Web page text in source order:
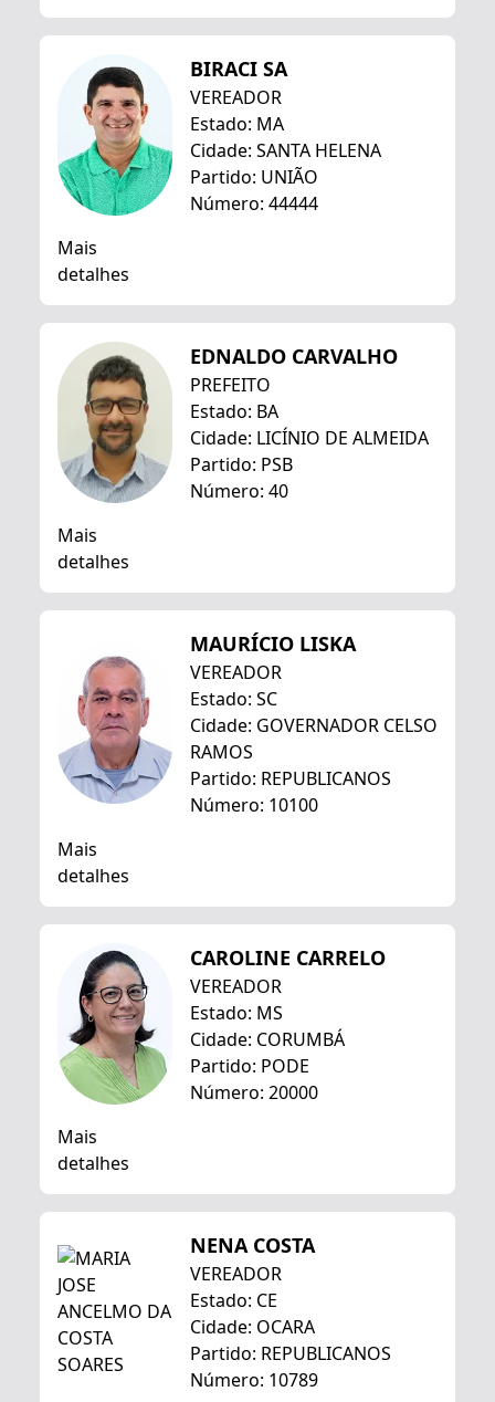
BIRACI SA
VEREADOR
Estado: MA
Cidade: SANTA HELENA
Partido: UNIÃO
Número: 44444
Mais
detalhes
EDNALDO CARVALHO
PREFEITO
Estado: BA
Cidade: LICÍNIO DE ALMEIDA
Partido: PSB
Número: 40
Mais
detalhes
MAURÍCIO LISKA
VEREADOR
Estado: SC
Cidade: GOVERNADOR CELSO
RAMOS
Partido: REPUBLICANOS
Número: 10100
Mais
detalhes
CAROLINE CARRELO
VEREADOR
Estado: MS
Cidade: CORUMBÁ
Partido: PODE
Número: 20000
Mais
detalhes
NENA COSTA
VEREADOR
Estado: CE
Cidade: OCARA
Partido: REPUBLICANOS
Número: 10789